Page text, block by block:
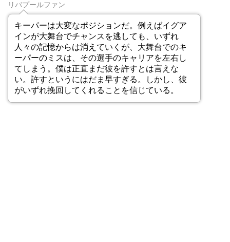
リバプールファン
キーパーは大変なポジションだ。例えばイグア
インが大舞台でチャンスを逃しても、いずれ
人々の記憶からは消えていくが、大舞台でのキ
ーパーのミスは、その選手のキャリアを左右し
てしまう。僕は正直まだ彼を許すとは言えな
い。許すというにはだま早すぎる。しかし、彼
がいずれ挽回してくれることを信じている。